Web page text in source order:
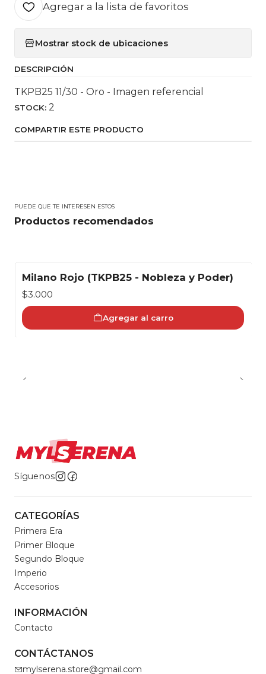
Agregar a la lista de favoritos
Mostrar stock de ubicaciones
DESCRIPCIÓN
TKPB25 11/30 - Oro - Imagen referencial
STOCK: 2
COMPARTIR ESTE PRODUCTO
PUEDE QUE TE INTERESEN ESTOS
Productos recomendados
Milano Rojo (TKPB25 - Nobleza y Poder)
$3.000
Agregar al carro
Síguenos
CATEGORÍAS
Primera Era
Primer Bloque
Segundo Bloque
Imperio
Accesorios
INFORMACIÓN
Contacto
CONTÁCTANOS
mylserena.store@gmail.com